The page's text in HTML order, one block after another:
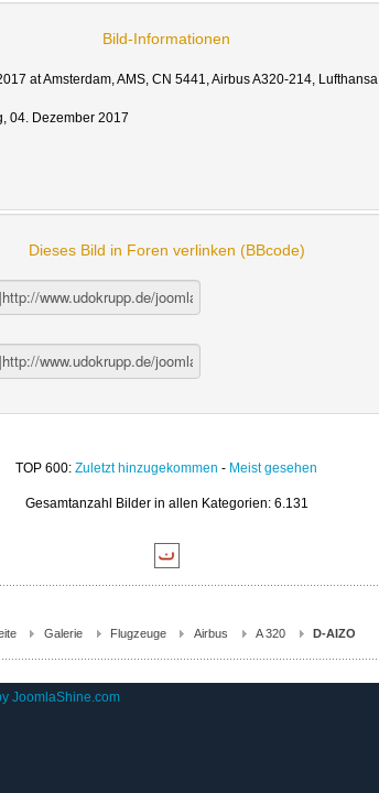
Bild-Informationen
at Amsterdam, AMS, CN 5441, Airbus A320-214, Lufthansa
04. Dezember 2017
Dieses Bild in Foren verlinken (BBcode)
TOP 600:Zuletzt hinzugekommen - Meist gesehen
Gesamtanzahl Bilder in allen Kategorien: 6.131
Galerie Flugzeuge Airbus A 320 D-AIZO
JoomlaShine.com